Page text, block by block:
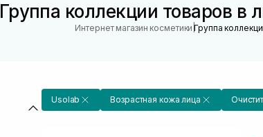
Группа коллекции товаров в
Интернет магазин косметики |Группа
Usolab Возрастная кожа лица